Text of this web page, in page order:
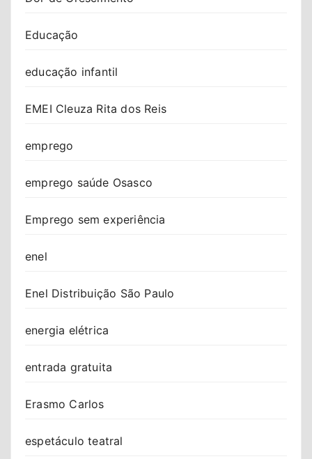
Educação
educação infantil
EMEI Cleuza Rita dos Reis
emprego
emprego saúde Osasco
Emprego sem experiência
enel
Enel Distribuição São Paulo
energia elétrica
entrada gratuita
Erasmo Carlos
espetáculo teatral